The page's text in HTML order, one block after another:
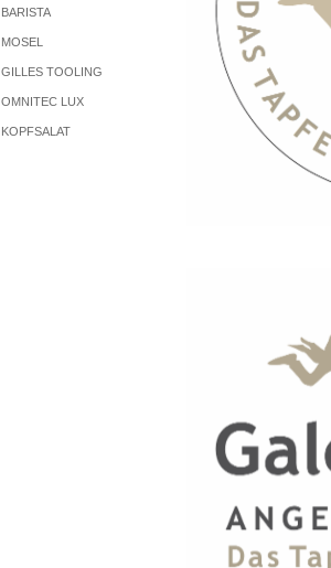
BARISTA
MOSEL
GILLES TOOLING
OMNITEC LUX
KOPFSALAT